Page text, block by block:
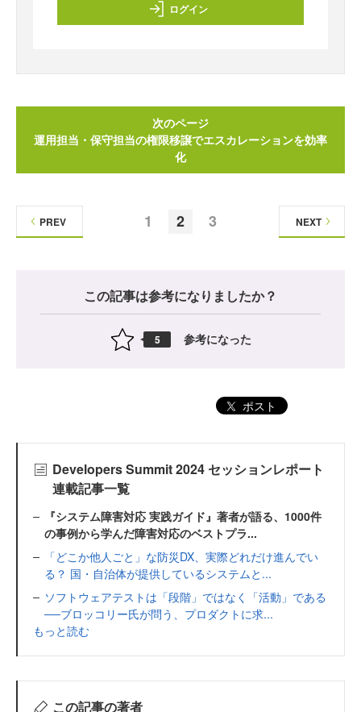
ログイン
次のページ
運用担当・保守担当の権限移譲でエスカレーションを効率
化
1 2 3
PREV NEXT
この記事は参考になりましたか？
5 参考になった
ポスト
Developers Summit 2024 セッションレポート
連載記事一覧
『システム障害対応 実践ガイド』著者が語る、1000件
の事例から学んだ障害対応のベストプラ...
「どこか他人ごと」な防災DX、実際どれだけ進んでい
る？ 国・自治体が提供しているシステムと...
ソフトウェアテストは「段階」ではなく「活動」である
──ブロッコリー氏が問う、プロダクトに求...
もっと読む
この記事の著者